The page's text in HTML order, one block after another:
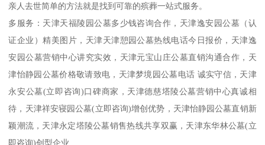
亲人去世简单的方法就是找到可靠的殡葬一站式服务。
多服务：天津天福陵园公墓多少钱咨询合作，天津逸安园公墓（认
证企业）精美图片，天津天津憩园公墓热线电话今日报价，天津逸
安园公墓营销中心讲究实效，天津元宝山庄公墓直销沟通合作，天
津怡静园公墓价格敬请致电，天津梦境园公墓电话 诚实守信，天津
永安公墓(立即咨询)口碑商家，天津德慈塔陵公墓营销中心真诚相
待，天津祥安寝园公墓(立即咨询)增创优势，天津怡静园公墓直销新
颖潮流，天津永定塔陵公墓销售热线共享双赢，天津东华林公墓(立
即咨询)创型企业